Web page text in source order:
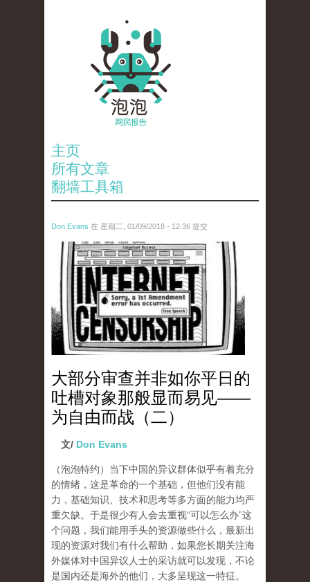
主页
所有文章
翻墙工具箱
Don Evans 在 星期二, 01/09/2018 - 12:36 提交
wechatimg866.jpeg
大部分审查并非如你平日的
吐槽对象那般显而易见——
为自由而战（二）
文/ Don Evans
（泡泡特约） 当下中国的异议群体似乎有着充分
的情绪，这是革命的一个基础，但他们没有能
力，基础知识、技术和思考等多方面的能力均严
重欠缺。于是很少有人会去重视“可以怎么办”这
个问题，我们能用手头的资源做些什么，最新出
现的资源对我们有什么帮助，如果您长期关注海
外媒体对中国异议人士的采访就可以发现，不论
是国内还是海外的他们，大多呈现这一特征。